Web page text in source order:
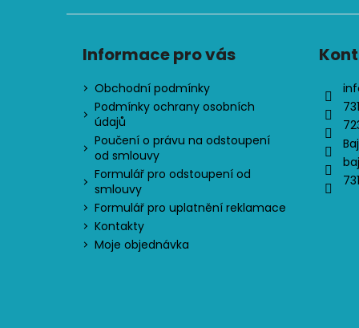
Informace pro vás
Obchodní podmínky
Podmínky ochrany osobních
údajů
Poučení o právu na odstoupení
od smlouvy
Formulář pro odstoupení od
smlouvy
Formulář pro uplatnění reklamace
Kontakty
Moje objednávka